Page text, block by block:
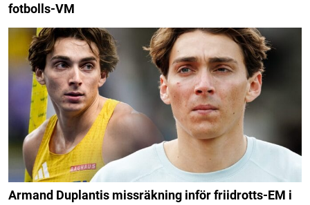
fotbolls-VM
Armand Duplantis missräkning inför friidrotts-EM i